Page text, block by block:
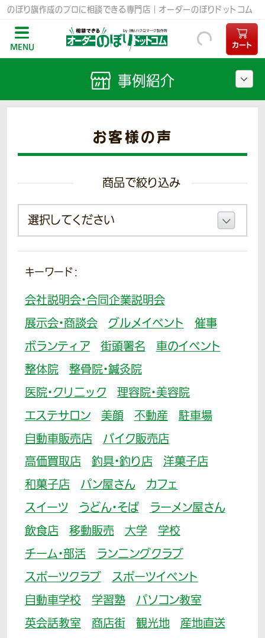
のぼり旗作成のプロに相談できる専門店｜オーダーのぼりドットコム
MENU カート
お客様の声
商品で絞り込み
キーワード：
会社説明会・合同企業説明会
展示会・商談会
グルメイベント
催事
ボランティア
街頭署名
車のイベント
整体院
整骨院・鍼灸院
医院・クリニック
理容院・美容院
エステサロン
美顔 不動産
駐車場
自動車販売店
バイク販売店
高価買取店
釣具・釣り店
洋菓子店
和菓子店
パン屋さん
カフェ
スイーツ
うどん・そば
ラーメン屋さん
飲食店
移動販売 大学
学校
チーム・部活
ランニングクラブ
スポーツクラブ
スポーツイベント
自動車学校
学習塾
パソコン教室
英会話教室
商店街 観光地
産地直送
事例紹介